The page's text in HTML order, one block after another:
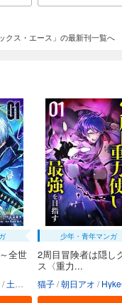
クス・エース」の最新刊一覧へ
全世
土田健太 3rd Ie maruco
少年・青年マンガ
2周目冒険者は隠し
ス〈重力...
猫子 朝日アオ